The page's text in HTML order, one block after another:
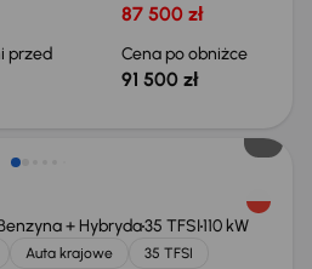
87 500 zł
przed
Cena po obniżce
91 500 zł
+ Hybryda35 TFSI110 kW
Auta krajowe
35 TFSI